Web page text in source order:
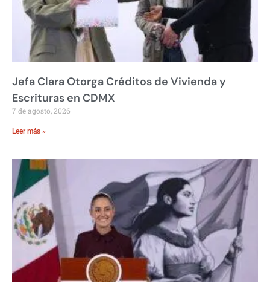
Jefa Clara Otorga Créditos de Vivienda y
Escrituras en CDMX
7 de agosto, 2026
Leer más »